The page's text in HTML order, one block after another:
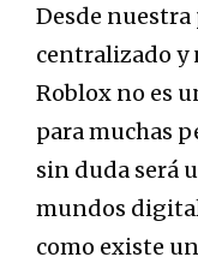
Desde
centralizado y
Roblox no es
para muchas
sin duda será
mundos
como existe